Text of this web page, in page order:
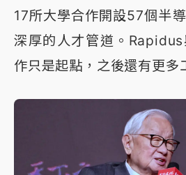
17所大學合作開設57個半
深厚的人才管道。
作只是起點，之後還有更多